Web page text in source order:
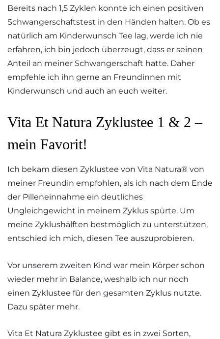
Bereits nach 1,5 Zyklen konnte ich einen positiven
Schwangerschaftstest in den Händen halten. Ob es
natürlich am Kinderwunsch Tee lag, werde ich nie
erfahren, ich bin jedoch überzeugt, dass er seinen
Anteil an meiner Schwangerschaft hatte. Daher
empfehle ich ihn gerne an Freundinnen mit
Kinderwunsch und auch an euch weiter.
Vita Et Natura Zyklustee 1 & 2 –
mein Favorit!
Ich bekam diesen Zyklustee von Vita Natura® von
meiner Freundin empfohlen, als ich nach dem Ende
der Pilleneinnahme ein deutliches
Ungleichgewicht in meinem Zyklus spürte. Um
meine Zyklushälften bestmöglich zu unterstützen,
entschied ich mich, diesen Tee auszuprobieren.
Vor unserem zweiten Kind war mein Körper schon
wieder mehr in Balance, weshalb ich nur noch
einen Zyklustee für den gesamten Zyklus nutzte.
Dazu später mehr.
Vita Et Natura Zyklustee gibt es in zwei Sorten,